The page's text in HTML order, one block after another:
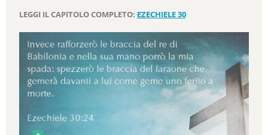
LEGGI IL CAPITOLO COMPLETO: EZECHIELE 30